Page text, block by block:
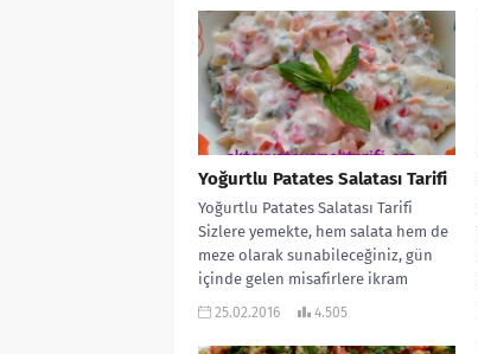
Yoğurtlu Patates Salatası Tarifi
Yoğurtlu Patates Salatası Tarifi
Sizlere yemekte, hem salata hem de
meze olarak sunabileceğiniz, gün
içinde gelen misafirlere ikram
edebileceğiniz. Günün...
25.02.2016 4.505